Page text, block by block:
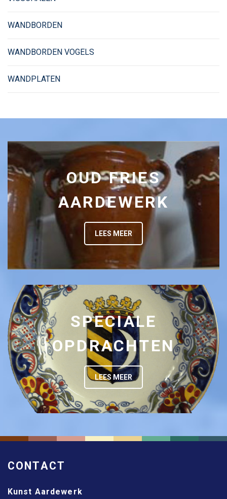
WANDBORDEN
WANDBORDEN VOGELS
WANDPLATEN
OUD FRIES
AARDEWERK
LEES MEER
SPECIALE
OPDRACHTEN
LEES MEER
CONTACT
Kunst Aardewerk